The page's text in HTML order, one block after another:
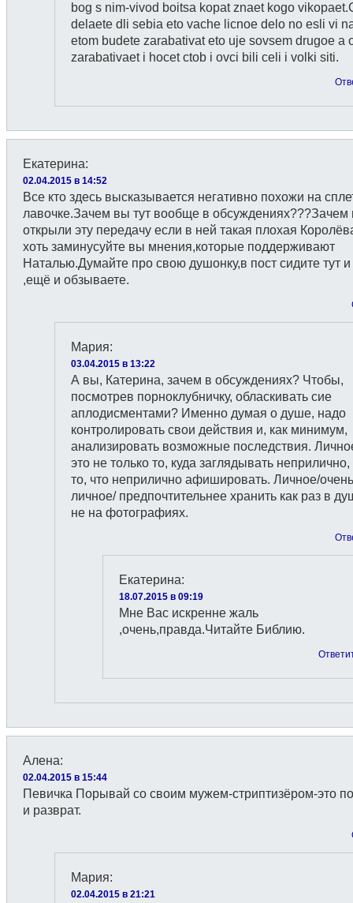
bog s nim-vivod boitsa kopat znaet kogo
delaete dli sebia eto vache licnoe delo no esli vi
etom budete zarabativat eto uje sovsem drugoe a
zarabativaet i hocet ctob i ovci bili celi i volki siti.
Екатерина:
02.04.2015 в 14:52
Все кто здесь высказывается негативно похожи на
лавочке.Зачем вы тут вообще в обсуждениях???Зачем
открыли эту передачу если в ней такая плохая
хоть заминусуйте вы мнения,которые поддерживают
Наталью.Думайте про свою душонку,в пост сидите тут и
,ещё и обзываете.
Мария:
03.04.2015 в 13:22
А вы, Катерина, зачем в обсуждениях? Чтобы,
посмотрев порноклубничку, обласкивать сие
аплодисментами? Именно думая о душе, надо
контролировать свои действия и, как минимум,
анализировать возможные последствия.
это не только то, куда заглядывать
то, что неприлично афишировать. Личное/очень
личное/ предпочтительнее хранить как раз в
не на фотографиях.
Екатерина:
18.07.2015 в 09:19
Мне Вас искренне жаль
,очень,правда.Читайте Библию.
Алена:
02.04.2015 в 15:44
Певичка Порывай со своим мужем-стриптизёром-это
и разврат.
Мария:
02.04.2015 в 21:21